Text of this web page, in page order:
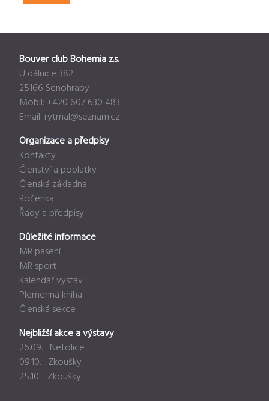
Bouver club Bohemia z.s.
U dálnice 382
25166 Senohraby
Mobil: +420 607 630 483
Email: rytmal@seznam.cz
Organizace a předpisy
Kontakty
Členství a poplatky
Členská základna
Ročenka
Řády a předpisy
Důležité informace
MR pasení
MR sport
Kalendář výstav
Plemenná kniha
Členská sekce
Nejbližší akce a výstavy
26.09. Netolice
09.10. Zkoušky
25.10. Zkoušky